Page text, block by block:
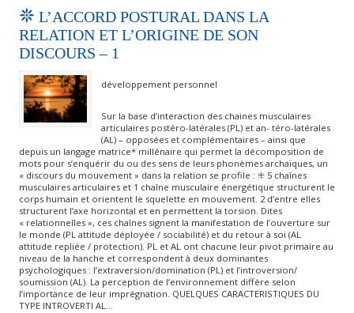
L’ACCORD POSTURAL DANS LA
RELATION ET L’ORIGINE DE SON
DISCOURS – 1
développement personnel
Sur la base d’interaction des chaines musculaires
articulaires postéro-latérales (PL) et an- téro-latérales
(AL) – opposées et complémentaires – ainsi que
depuis un langage matrice* millénaire qui permet la décomposition de
mots pour s’enquérir du ou des sens de leurs phonèmes archaïques, un
« discours du mouvement » dans la relation se profile : ⁜ 5 chaînes
musculaires articulaires et 1 chaîne musculaire énergétique structurent le
corps humain et orientent le squelette en mouvement. 2 d’entre elles
structurent l’axe horizontal et en permettent la torsion. Dites
« relationnelles », ces chaînes signent la manifestation de l’ouverture sur
le monde (PL attitude déployée / sociabilité) et du retour à soi (AL
attitude repliée / protection). PL et AL ont chacune leur pivot primaire au
niveau de la hanche et correspondent à deux dominantes
psychologiques : l’extraversion/domination (PL) et l’introversion/
soumission (AL). La perception de l’environnement diffère selon
l’importance de leur imprégnation. QUELQUES CARACTERISTIQUES DU
TYPE INTROVERTI AL…